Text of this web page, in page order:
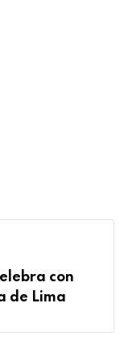
con
de Lima